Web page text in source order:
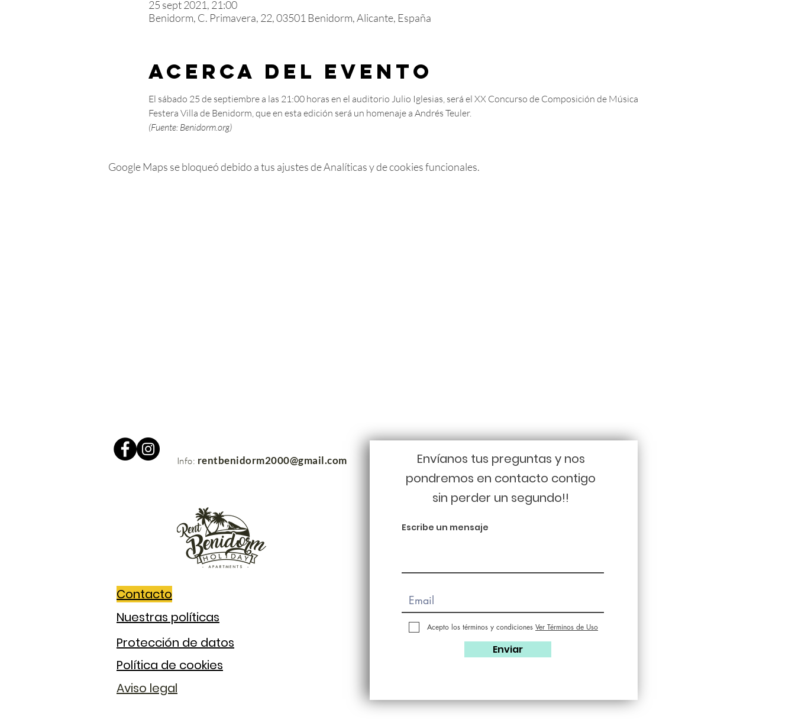
25 sept 2021, 21:00
Benidorm, C. Primavera, 22, 03501 Benidorm, Alicante, España
Acerca del evento
El sábado 25 de septiembre a las 21:00 horas en el auditorio Julio Iglesias, será el XX Concurso de Composición de Música
Festera Villa de Benidorm, que en esta edición será un homenaje a Andrés Teuler.
(Fuente: Benidorm.org)
Google Maps se bloqueó debido a tus ajustes de Analíticas y de cookies funcionales.
Info: rentbenidorm2000@gmail.com
Contacto
Nuestras políticas
Protección de datos
Política de cookies
Aviso legal
Envíanos tus preguntas y nos
pondremos en contacto contigo
sin perder un segundo!!
Escribe un mensaje
Acepto los términos y condiciones Ver Términos de Uso
Enviar